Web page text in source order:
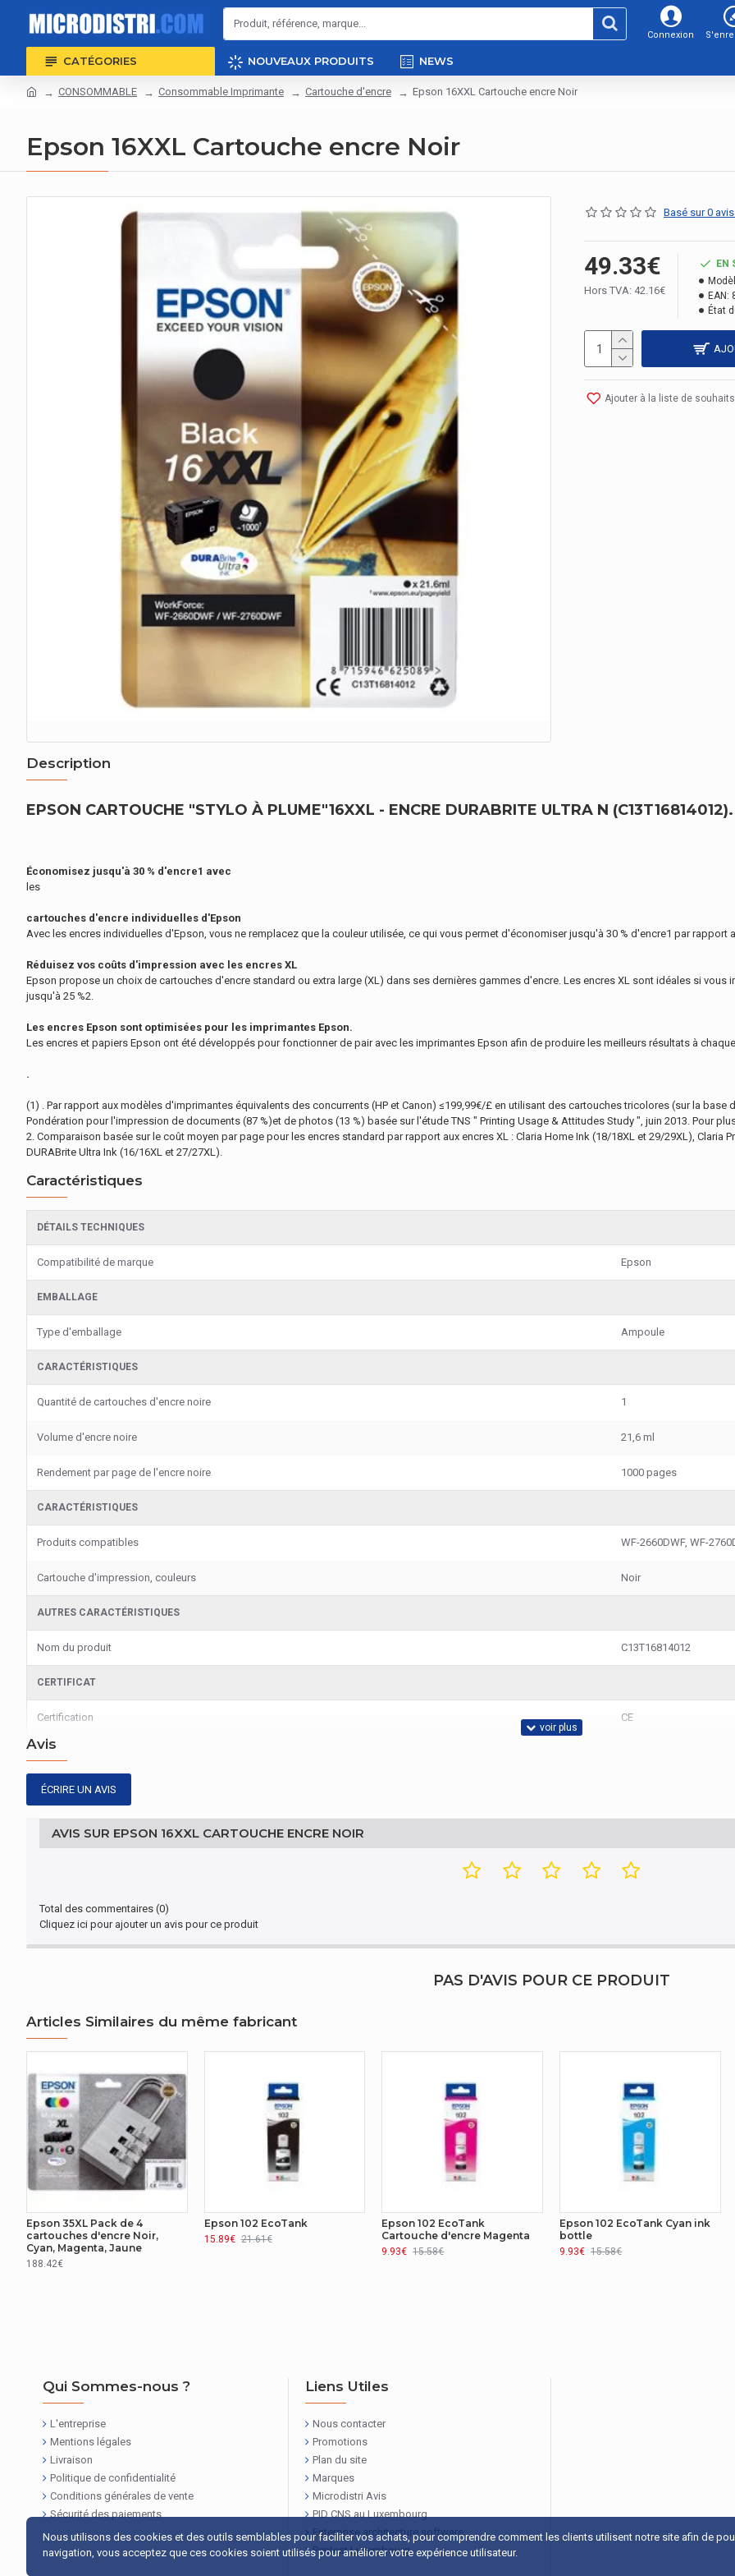
Connexion
CATÉGORIES NOUVEAUX PRODUITS NEWS
CONSOMMABLE Consommable Imprimante Cartouche d'encre Epson 16XXL Cartouche encre Noir
Epson 16XXL Cartouche encre Noir
Basé sur 0
49.33€
Hors TVA: 42.16€
EN
EAN:
État
Ajouter à la liste de souhaits
Description
EPSON CARTOUCHE "STYLO À PLUME"16XXL - ENCRE DURABRITE ULTRA N (C13T16814012).
Économisez jusqu'à 30 % d'encre1 avec
les
cartouches d'encre individuelles d'Epson
Avec les encres individuelles d'Epson, vous ne remplacez que la couleur utilisée, ce qui vous permet d'économiser jusqu'à 30 % d'encre1 par rapport
Réduisez vos coûts d'impression avec les encres XL
Epson propose un choix de cartouches d'encre standard ou extra large (XL) dans ses dernières gammes d'encre. Les encres XL sont idéales si
jusqu'à 25 %2.
Les encres Epson sont optimisées pour les imprimantes Epson.
Les encres et papiers Epson ont été développés pour fonctionner de pair avec les imprimantes Epson afin de produire les meilleurs résultats à
.
(1) . Par rapport aux modèles d'imprimantes équivalents des concurrents (HP et Canon) ≤199,99€/£ en utilisant des cartouches tricolores (sur la base
Pondération pour l'impression de documents (87 %)et de photos (13 %) basée sur l'étude TNS " Printing Usage & Attitudes Study ", juin 2013. Pour
2. Comparaison basée sur le coût moyen par page pour les encres standard par rapport aux encres XL : Claria Home Ink (18/18XL et 29/29XL), Claria
DURABrite Ultra Ink (16/16XL et 27/27XL).
Caractéristiques
DÉTAILS TECHNIQUES
Compatibilité de marque Epson
EMBALLAGE
Type d'emballage Ampoule
CARACTÉRISTIQUES
Quantité de cartouches d'encre noire 1
Volume d'encre noire 21,6 ml
Rendement par page de l'encre noire 1000 pages
CARACTÉRISTIQUES
Produits compatibles WF-2660DWF, WF-
Cartouche d'impression, couleurs Noir
AUTRES CARACTÉRISTIQUES
Nom du produit C13T16814012
CERTIFICAT
Certification CE
Avis
ÉCRIRE UN AVIS
AVIS SUR EPSON 16XXL CARTOUCHE ENCRE NOIR
Total des commentaires (0)
Cliquez ici pour ajouter un avis pour ce produit
PAS D'AVIS POUR CE PRODUIT
Articles Similaires du même fabricant
Epson 35XL Pack de 4
cartouches d'encre Noir,
Cyan, Magenta, Jaune
188.42€
Epson 102 EcoTank
15.89€ 21.61€
Epson 102 EcoTank
Cartouche d'encre Magenta
9.93€ 15.58€
Epson 102 EcoTank Cyan ink
bottle
9.93€ 15.58€
Qui Sommes-nous ?
L'entreprise
Mentions légales
Livraison
Politique de confidentialité
Conditions générales de vente
Sécurité des paiements
Liens Utiles
Nous contacter
Promotions
Plan du site
Marques
Microdistri Avis
PID CNS au Luxembourg
Enterprise architecture software
Pentest Luxembourg
Nous utilisons des cookies et des outils semblables pour faciliter vos achats, pour comprendre comment les clients utilisent notre site afin de
navigation, vous acceptez que ces cookies soient utilisés pour améliorer votre expérience utilisateur.